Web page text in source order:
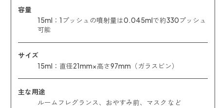
容量
15ml：1プッシュの噴射量は0.045mlで約330プッシュ
可能
サイズ
15ml：直径21mm×高さ97mm（ガラスビン）
主な用途
ルームフレグランス、おやすみ前、マスク など